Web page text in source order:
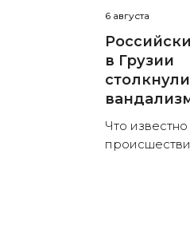
6 августа
в Грузии
Что известно